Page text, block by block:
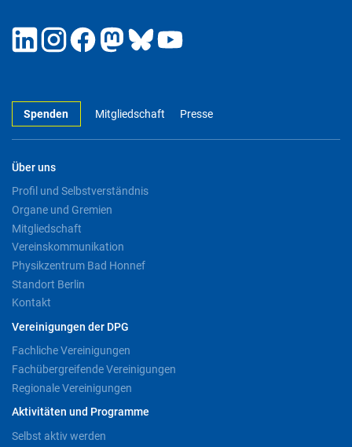
Spenden Mitgliedschaft Presse
Über uns
Profil und Selbstverständnis
Organe und Gremien
Mitgliedschaft
Vereinskommunikation
Physikzentrum Bad Honnef
Standort Berlin
Kontakt
Vereinigungen der DPG
Fachliche Vereinigungen
Fachübergreifende Vereinigungen
Regionale Vereinigungen
Aktivitäten und Programme
Selbst aktiv werden